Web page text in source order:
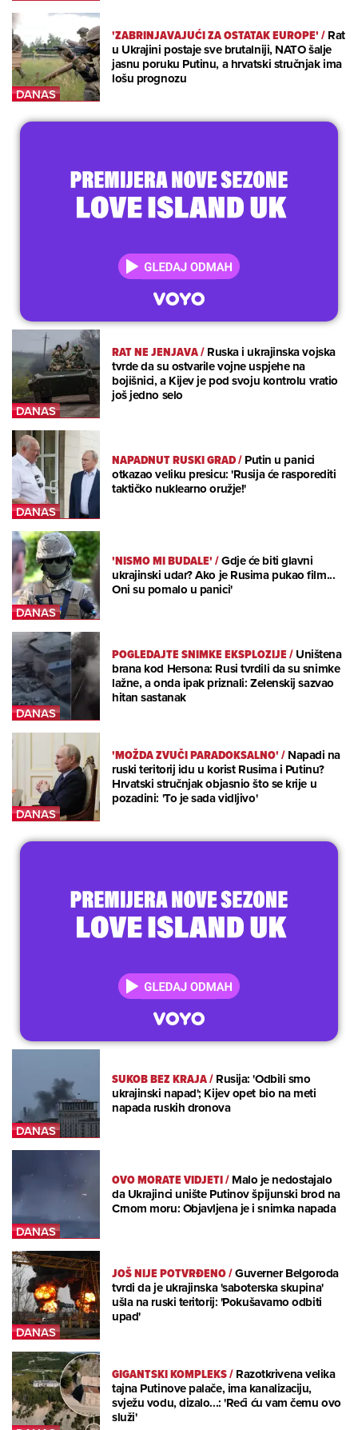
'ZABRINJAVAJUĆI ZA OSTATAK EUROPE'/Rat
u Ukrajini postaje sve brutalniji, NATO šalje
jasnu poruku Putinu, a hrvatski stručnjak ima
lošu prognozu
RAT NE JENJAVA/Ruska i ukrajinska vojska
tvrde da su ostvarile vojne uspjehe na
bojišnici, a Kijev je pod svoju kontrolu vratio
još jedno selo
NAPADNUT RUSKI GRAD/Putin u panici
otkazao veliku presicu: 'Rusija će rasporediti
taktičko nuklearno oružje!'
'NISMO MI BUDALE'/Gdje će biti glavni
ukrajinski udar? Ako je Rusima pukao film...
Oni su pomalo u panici'
POGLEDAJTE SNIMKE EKSPLOZIJE/Uništena
brana kod Hersona: Rusi tvrdili da su snimke
lažne, a onda ipak priznali: Zelenskij sazvao
hitan sastanak
'MOŽDA ZVUČI PARADOKSALNO'/Napadi na
ruski teritorij idu u korist Rusima i Putinu?
Hrvatski stručnjak objasnio što se krije u
pozadini: 'To je sada vidljivo'
SUKOB BEZ KRAJA/Rusija: 'Odbili smo
ukrajinski napad'; Kijev opet bio na meti
napada ruskih dronova
OVO MORATE VIDJETI/Malo je nedostajalo
da Ukrajinci unište Putinov špijunski brod na
Crnom moru: Objavljena je i snimka napada
JOŠ NIJE POTVRĐENO/Guverner Belgoroda
tvrdi da je ukrajinska 'saboterska skupina'
ušla na ruski teritorij: 'Pokušavamo odbiti
upad'
GIGANTSKI KOMPLEKS/Razotkrivena velika
tajna Putinove palače, ima kanalizaciju,
svježu vodu, dizalo...: 'Reći ću vam čemu ovo
služi'